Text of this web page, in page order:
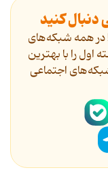
دنبال کنید
در همه شبکه‌های
اول را با بهترین
شبکه‌های اجتماعی